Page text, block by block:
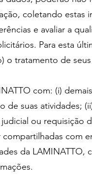
coletando estas
e avaliar a
Para esta
o tratamento de
com: (i)
de suas atividades;
ou requisição
com
da LAMINATTO,